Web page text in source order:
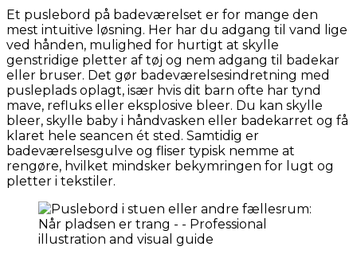
Et puslebord på badeværelset er for mange den
mest intuitive løsning. Her har du adgang til vand lige
ved hånden, mulighed for hurtigt at skylle
genstridige pletter af tøj og nem adgang til badekar
eller bruser. Det gør badeværelsesindretning med
pusleplads oplagt, især hvis dit barn ofte har tynd
mave, refluks eller eksplosive bleer. Du kan skylle
bleer, skylle baby i håndvasken eller badekarret og få
klaret hele seancen ét sted. Samtidig er
badeværelsesgulve og fliser typisk nemme at
rengøre, hvilket mindsker bekymringen for lugt og
pletter i tekstiler.